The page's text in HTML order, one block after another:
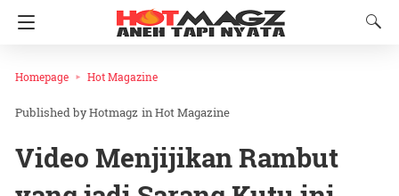
Homepage Hot Magazine
Hotmagz inHot Magazine
Video Menjijikan Rambut